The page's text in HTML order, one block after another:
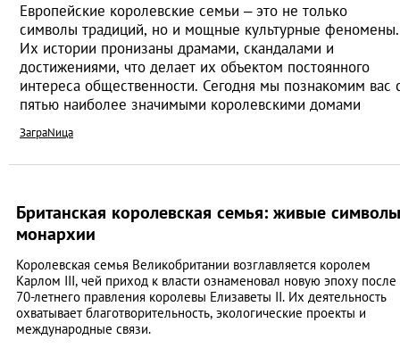
Европейские королевские семьи – это не только
символы традиций, но и мощные культурные феномены.
Их истории пронизаны драмами, скандалами и
достижениями, что делает их объектом постоянного
интереса общественности. Сегодня мы познакомим вас
пятью наиболее значимыми королевскими домами
ЗаграNица
Британская королевская семья: живые символы
монархии
Королевская семья Великобритании возглавляется королем
Карлом III, чей приход к власти ознаменовал новую эпоху после
70-летнего правления королевы Елизаветы II. Их деятельность
охватывает благотворительность, экологические проекты и
международные связи.